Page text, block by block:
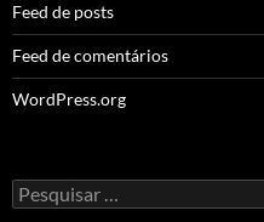
Feed de posts
Feed de comentários
WordPress.org
Pesquisar
por: